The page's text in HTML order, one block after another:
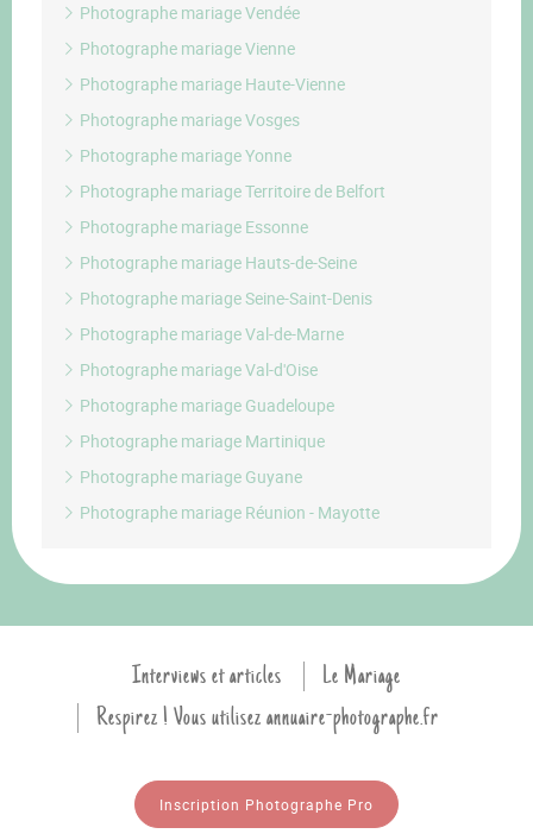
Photographe mariage Vendée
Photographe mariage Vienne
Photographe mariage Haute-Vienne
Photographe mariage Vosges
Photographe mariage Yonne
Photographe mariage Territoire de Belfort
Photographe mariage Essonne
Photographe mariage Hauts-de-Seine
Photographe mariage Seine-Saint-Denis
Photographe mariage Val-de-Marne
Photographe mariage Val-d'Oise
Photographe mariage Guadeloupe
Photographe mariage Martinique
Photographe mariage Guyane
Photographe mariage Réunion - Mayotte
Interviews et articles
Le Mariage
Respirez ! Vous utilisez annuaire-photographe.fr
Inscription Photographe Pro